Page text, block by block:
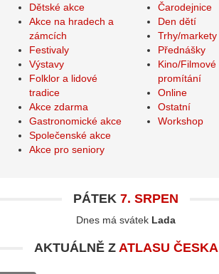
Dětské akce
Akce na hradech a
zámcích
Festivaly
Výstavy
Folklor a lidové
tradice
Akce zdarma
Gastronomické akce
Společenské akce
Akce pro seniory
Čarodejnice
Den dětí
Trhy/markety
Přednášky
Kino/Filmové
promítání
Online
Ostatní
Workshop
PÁTEK7. SRPEN
Dnes má svátek Lada
AKTUÁLNĚ Z ATLASU ČESKA